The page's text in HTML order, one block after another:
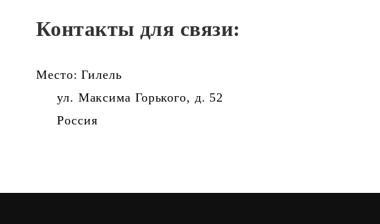
Контакты для связи:
Место: Гилель
ул. Максима Горького, д. 52
Россия